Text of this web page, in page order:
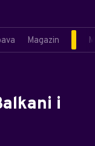
Magazin
i